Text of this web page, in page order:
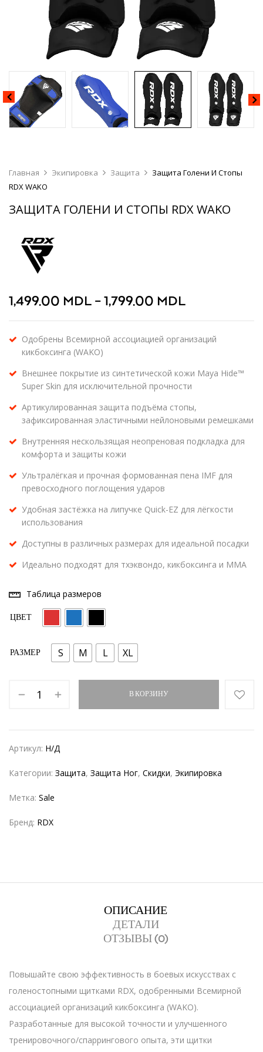
Главная Экипировка Защита
Защита Голени И Стопы
RDX WAKO
ЗАЩИТА ГОЛЕНИ И СТОПЫ RDX WAKO
1,499.00 MDL – 1,799.00 MDL
Одобрены Всемирной ассоциацией организаций
кикбоксинга (WAKO)
Внешнее покрытие из синтетической кожи Maya Hide™
Super Skin для исключительной прочности
Артикулированная защита подъёма стопы,
зафиксированная эластичными нейлоновыми ремешками
Внутренняя нескользящая неопреновая подкладка для
комфорта и защиты кожи
Ультралёгкая и прочная формованная пена IMF для
превосходного поглощения ударов
Удобная застёжка на липучке Quick-EZ для лёгкости
использования
Доступны в различных размерах для идеальной посадки
Идеально подходят для тхэквондо, кикбоксинга и ММА
Таблица размеров
ЦВЕТ
РАЗМЕР S M L XL
В КОРЗИНУ
Артикул: Н/Д
Категории: Защита, Защита Ног, Скидки, Экипировка
Метка: Sale
Бренд: RDX
ОПИСАНИЕ
ДЕТАЛИ
ОТЗЫВЫ (0)
Повышайте свою эффективность в боевых искусствах с
голеностопными щитками RDX, одобренными Всемирной
ассоциацией организаций кикбоксинга (WAKO).
Разработанные для высокой точности и улучшенного
тренировочного/спаррингового опыта, эти щитки